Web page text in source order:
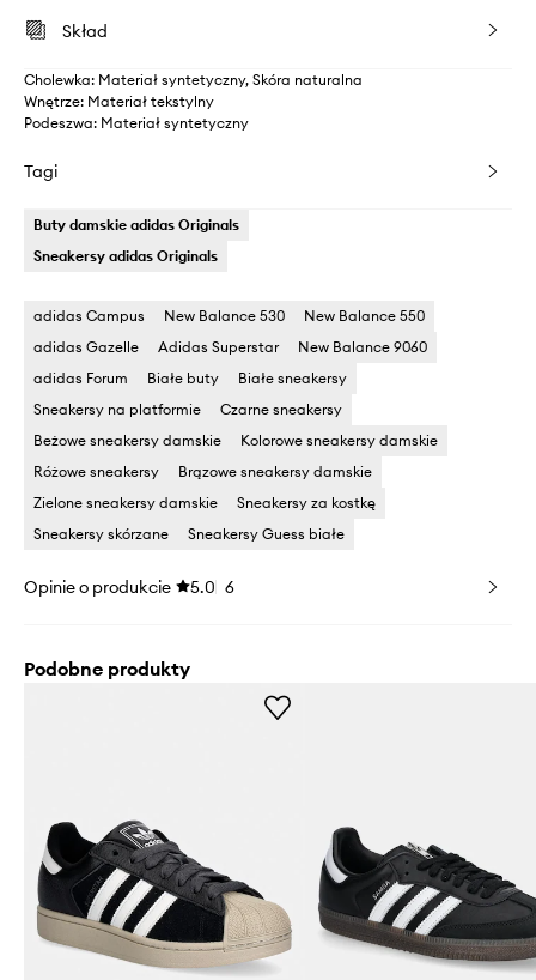
Skład
Cholewka: Materiał syntetyczny, Skóra naturalna
Wnętrze: Materiał tekstylny
Podeszwa: Materiał syntetyczny
Tagi
Buty damskie adidas Originals
Sneakersy adidas Originals
adidas Campus New Balance 530
New Balance 550
adidas Gazelle
Adidas Superstar
New Balance 9060
adidas Forum
Białe buty
Białe sneakersy
Sneakersy na platformie
Czarne sneakersy
Beżowe sneakersy damskie
Kolorowe sneakersy damskie
Różowe sneakersy
Brązowe sneakersy damskie
Zielone sneakersy damskie
Sneakersy za kostkę
Sneakersy skórzane
Sneakersy Guess białe
Opinie o produkcie 5.0 6
Podobne produkty